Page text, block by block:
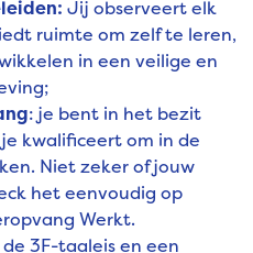
Jij observeert elk
ruimte om zelf te leren,
in een veilige en
: je bent in het bezit
kwalificeert om in de
Niet zeker of jouw
het eenvoudig op
Werkt.
3F-taaleis en een